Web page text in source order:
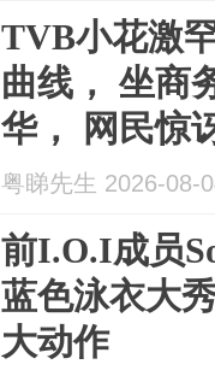
TVB小花激
曲线， 坐商
华， 网民惊
粤睇先生 2026-08-
前I.O.I成员
蓝色泳衣大
大动作